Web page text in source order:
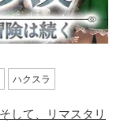
ハクスラ
して、リマスタリ